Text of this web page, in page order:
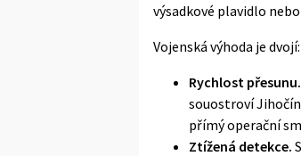
výsadkové plavidlo
Vojenská výhoda je dvojí:
Rychlost přesunu.
souostroví
přímý operační
Ztížená detekce.